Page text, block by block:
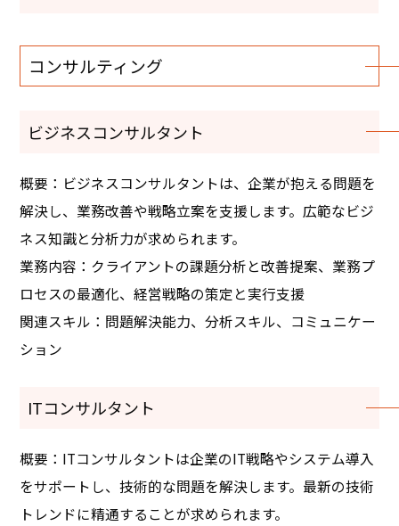
コンサルティング
ビジネスコンサルタント
概要：ビジネスコンサルタントは、企業が抱える問題を
解決し、業務改善や戦略立案を支援します。広範なビジ
ネス知識と分析力が求められます。
業務内容：クライアントの課題分析と改善提案、業務プ
ロセスの最適化、経営戦略の策定と実行支援
関連スキル：問題解決能力、分析スキル、コミュニケー
ション
ITコンサルタント
概要：ITコンサルタントは企業のIT戦略やシステム導入
をサポートし、技術的な問題を解決します。最新の技術
トレンドに精通することが求められます。